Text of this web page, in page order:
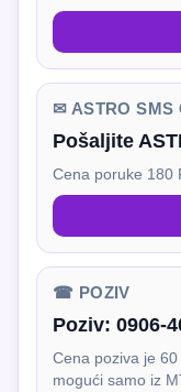
✉ ASTRO SMS
Pošaljite
Cena poruke 180
☎ POZIV
Poziv: 0906-
Cena poziva je 60
mogući samo iz